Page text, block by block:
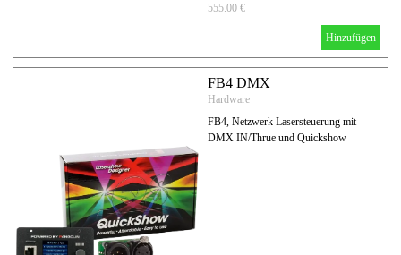
555.00 €
Hinzufügen
FB4 DMX
Hardware
FB4, Netzwerk Lasersteuerung mit
DMX IN/Thrue und Quickshow